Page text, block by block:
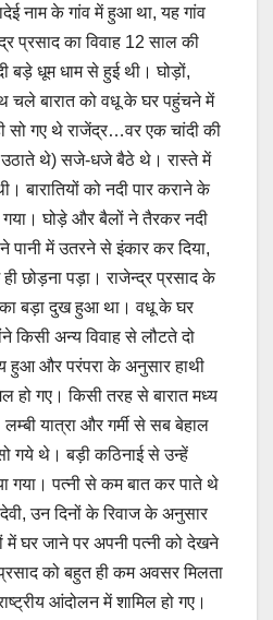
नाम के गांव में हुआ था, यह गांव
प्रसाद का विवाह 12 साल की
बड़े धूम धाम से हुई थी। घोड़ों,
चले बारात को वधू के घर पहुंचने में
सो गए थे राजेंद्र…वर एक चांदी की
उठाते थे) सजे-धजे बैठे थे। रास्ते में
बारातियों को नदी पार कराने के
गया। घोड़े और बैलों ने तैरकर नदी
पानी में उतरने से इंकार कर दिया,
छोड़ना पड़ा। राजेन्द्र प्रसाद के
बड़ा दुख हुआ था। वधू के घर
किसी अन्य विवाह से लौटते दो
और परंपरा के अनुसार हाथी
हो गए। किसी तरह से बारात मध्य
यात्रा और गर्मी से सब बेहाल
गये थे। बड़ी कठिनाई से उन्हें
गया। पत्नी से कम बात कर पाते थे
उन दिनों के रिवाज के अनुसार
में घर जाने पर अपनी पत्नी को देखने
को बहुत ही कम अवसर मिलता
आंदोलन में शामिल हो गए।